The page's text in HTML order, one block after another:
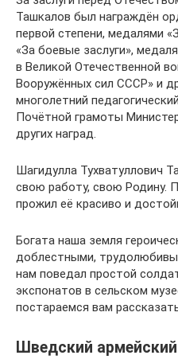
Ташкалов был награждён
первой степени, медалями
«За боевые заслуги»,
в Великой Отечественной
Вооружённых сил СССР» и
многолетний
Почётной грамоты
других наград.
Шагидулла Тухватуллович
свою работу, свою Родину.
прожил её красиво и
Богата наша земля
доблестными,
нам поведал простой
экспонатов в сельском
постараемся вам
Шведский